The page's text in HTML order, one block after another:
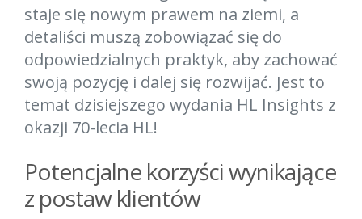
staje się nowym prawem na ziemi, a
detaliści muszą zobowiązać się do
odpowiedzialnych praktyk, aby zachować
swoją pozycję i dalej się rozwijać. Jest to
temat dzisiejszego wydania HL Insights z
okazji 70-lecia HL!
Potencjalne korzyści wynikające
z postaw klientów